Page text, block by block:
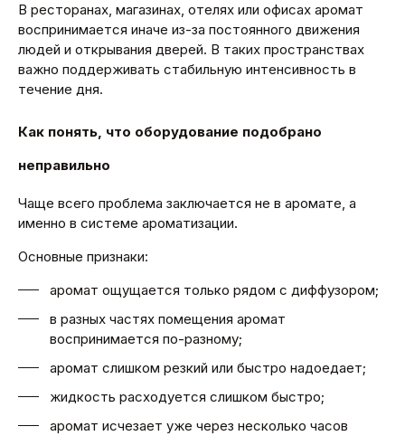
В ресторанах, магазинах, отелях или офисах аромат
воспринимается иначе из-за постоянного движения
людей и открывания дверей. В таких пространствах
важно поддерживать стабильную интенсивность в
течение дня.
Как понять, что оборудование подобрано
неправильно
Чаще всего проблема заключается не в аромате, а
именно в системе ароматизации.
Основные признаки:
аромат ощущается только рядом с диффузором;
в разных частях помещения аромат
воспринимается по-разному;
аромат слишком резкий или быстро надоедает;
жидкость расходуется слишком быстро;
аромат исчезает уже через несколько часов